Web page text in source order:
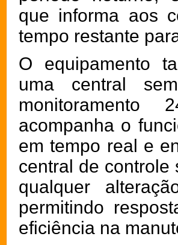
que informa aos
tempo restante
O equipamento
uma central
acompanha o
em tempo real e
central de controle
qualquer
permitindo
eficiência na